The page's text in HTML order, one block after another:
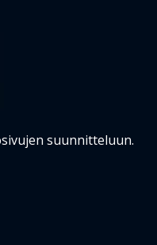
suunnitteluun.